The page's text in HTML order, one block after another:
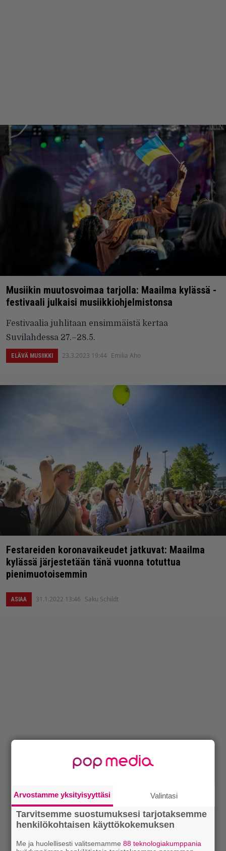
Musiikin muutosvoimaa tarjolla: Maailma kylässä -
festivaali julkaisi musiikkiohjelmistonsa
Festivaalia juhlitaan ensimmäistä kertaa
Suvilahdessa 27.–28.5.
ELÄVÄ MUSIIKKI 23.3.2023 19:44 Emilia Aho
Festareiden koronavaikeudet jatkuvat: Maailma
kylässä järjestetään tänä vuonna totuttua
pienimuotoisemmin
ASIAA 31.1.2022 13:46 Saku Schildt
Arvostamme yksityisyyttäsi Valintasi
Tarvitsemme suostumuksesi tarjotaksemme
henkilökohtaisen käyttökokemuksen
Me ja huolellisesti valitsemamme88 teknologiakumppania